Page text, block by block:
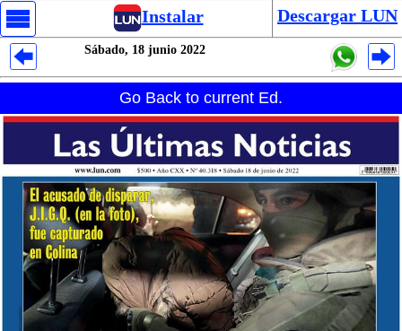
Instalar Descargar LUN
Sábado, 18 junio 2022
Go Back to current Ed.
Despliegues Analytics
Despliegues Totales
Despliegues por Rubros